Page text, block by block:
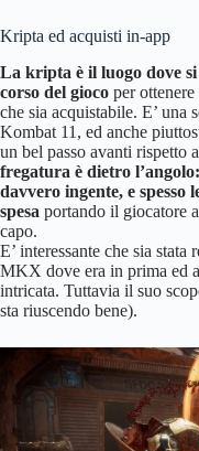
Kripta ed acquisti in-app
La kripta è il luogo dove
corso del gioco per
che sia acquistabile. E’ una
Kombat 11, ed anche
un bel passo avanti rispetto
fregatura è dietro
davvero ingente, e spesso
spesa portando il giocatore
capo.
E’ interessante che sia stata
MKX dove era in prima ed
intricata. Tuttavia il suo
sta riuscendo bene).